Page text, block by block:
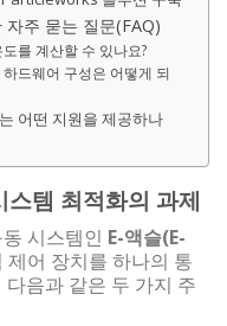
주 묻는 질문(FAQ)
를 계산할 수 있나요?
드웨어 구성은 어떻게 되
어떤 지원을 제공하나
템 최적화의 과제
시스템인 E-액슬(E-
제어 장치를 하나의 통
음과 같은 두 가지 주